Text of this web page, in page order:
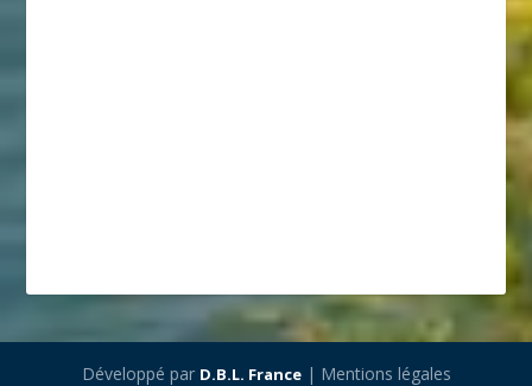
Développé par D.B.L. France| Mentions légales